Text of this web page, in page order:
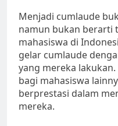
Menjadi cumlaude
namun bukan berarti
mahasiswa di
gelar cumlaude
yang mereka
bagi mahasiswa
berprestasi dalam
mereka.